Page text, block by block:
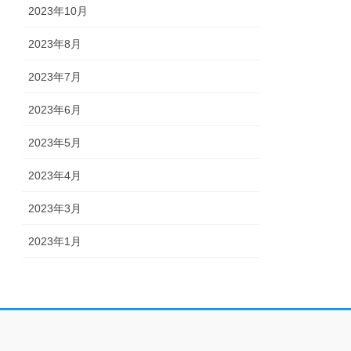
2023年10月
2023年8月
2023年7月
2023年6月
2023年5月
2023年4月
2023年3月
2023年1月